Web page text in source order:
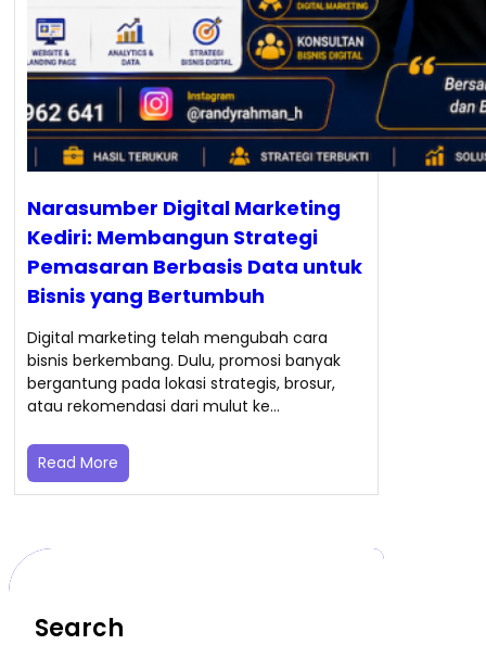
Narasumber Digital Marketing
Kediri: Membangun Strategi
Pemasaran Berbasis Data untuk
Bisnis yang Bertumbuh
Digital marketing telah mengubah cara
bisnis berkembang. Dulu, promosi banyak
bergantung pada lokasi strategis, brosur,
atau rekomendasi dari mulut ke…
Read More
Search